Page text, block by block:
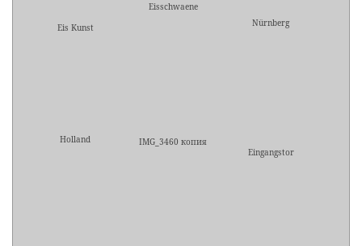
Eis Kunst
Eisschwaene
Nürnberg
Holland
IMG_3460 копия
Eingangstor